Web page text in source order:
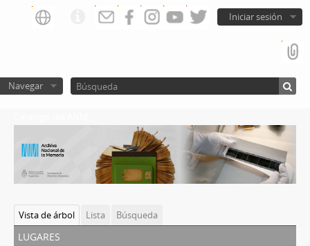
Iniciar sesión
Navegar
Vista de árbol Lista Búsqueda
lugares